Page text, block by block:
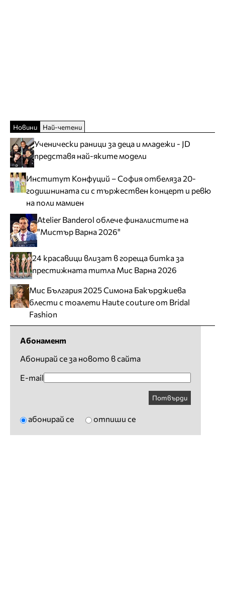
Новини Най-четени
Ученически раници за деца и младежи - JD
представя най-яките модели
Институт Конфуций – София отбеляза 20-
годишнината си с тържествен концерт и ревю
на поли мамиен
Atelier Banderol облече финалистите на
"Мистър Варна 2026"
24 красавици влизат в гореща битка за
престижната титла Мис Варна 2026
Мис България 2025 Симона Бакърджиева
блести с тоалети Haute couture от Bridal
Fashion
Абонамент
Абонирай се за новото в сайта
E-mail
Потвърди
абонирай се отпиши се